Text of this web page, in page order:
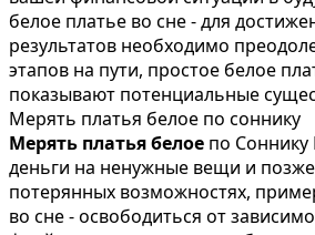
белое платье во сне - для
результатов необходимо
этапов на пути, простое белое
показывают потенциальные
Мерять платья белое по соннику
Мерять платья белое по Соннику
деньги на ненужные вещи и
потерянных возможностях,
во сне - освободиться от